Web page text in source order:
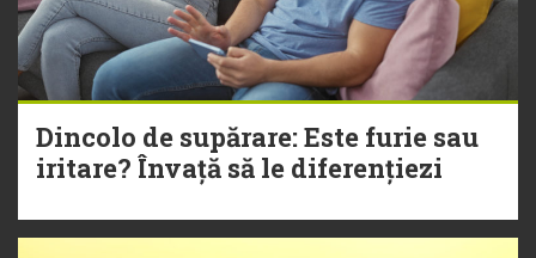
Dincolo de supărare: Este furie sau
iritare? Învață să le diferențiezi